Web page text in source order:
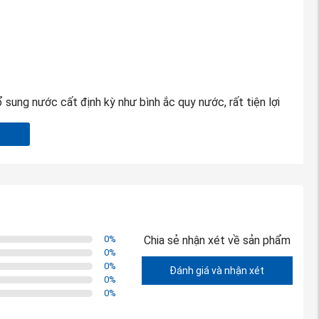
nước cất định kỳ như bình ắc quy nước, rất tiện lợi
thấp, hiệu suất hoạt động ổn định
cho dòng điện nạp sẽ giảm lúc ban đầu nhưng sau đó
sẽ gần như được loại trừ hoàn toàn.
tại Việt Nam.
0%
0%
0%
0%
0%
Chia sẻ nhận xét về sản phẩm
Đánh giá và nhận xét